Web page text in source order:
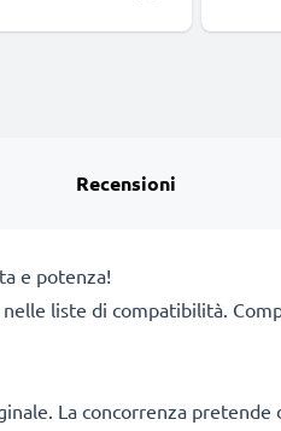
Recensioni
e potenza!
liste di compatibilità.
La concorrenza